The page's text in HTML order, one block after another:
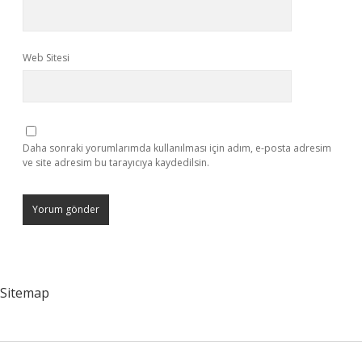
Web Sitesi
Daha sonraki yorumlarımda kullanılması için adım, e-posta adresim
ve site adresim bu tarayıcıya kaydedilsin.
Sitemap